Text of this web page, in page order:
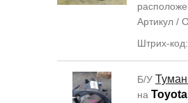
Артикул /
Штрих-
Б/У
на